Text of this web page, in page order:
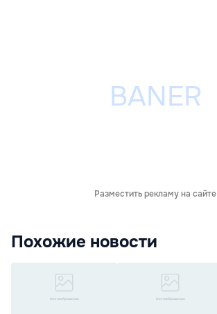
Разместить рекламу на сайте
Похожие новости